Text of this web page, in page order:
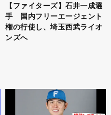
【ファイターズ】石井一成選
手 国内フリーエージェント
権の行使し、埼玉西武ライオ
ンズへ